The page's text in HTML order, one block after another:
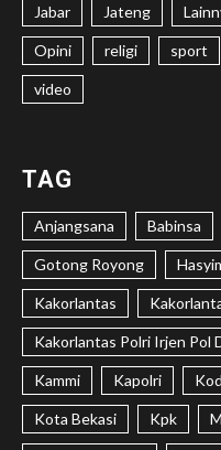
Jabar Jateng
Opini religi sport
video
TAG
Anjangsana Babinsa
Gotong Royong
Kakorlantas
Kakorlantas Polri Irjen Pol
Kammi Kapolri
Kota Bekasi Kpk